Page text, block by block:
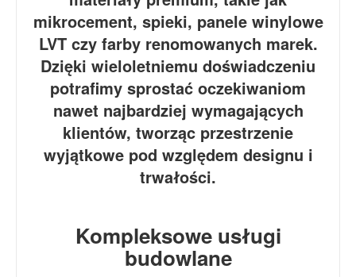
mikrocement, spieki, panele winylowe
LVT czy farby renomowanych marek.
Dzięki wieloletniemu doświadczeniu
potrafimy sprostać oczekiwaniom
nawet najbardziej wymagających
klientów, tworząc przestrzenie
wyjątkowe pod względem designu i
trwałości.
Kompleksowe usługi
budowlane